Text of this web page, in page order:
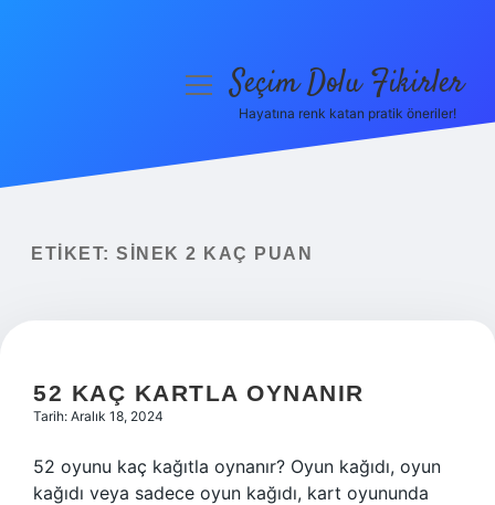
Yasal Uyarı
menüyüSeçim Dolu Fikirler
Hayatına renk katan pratik öneriler!
ETIKET: SINEK 2 KAÇ PUAN
52 KAÇ KARTLA OYNANIR
Tarih: Aralık 18, 2024
52 oyunu kaç kağıtla oynanır? Oyun kağıdı, oyun
kağıdı veya sadece oyun kağıdı, kart oyununda